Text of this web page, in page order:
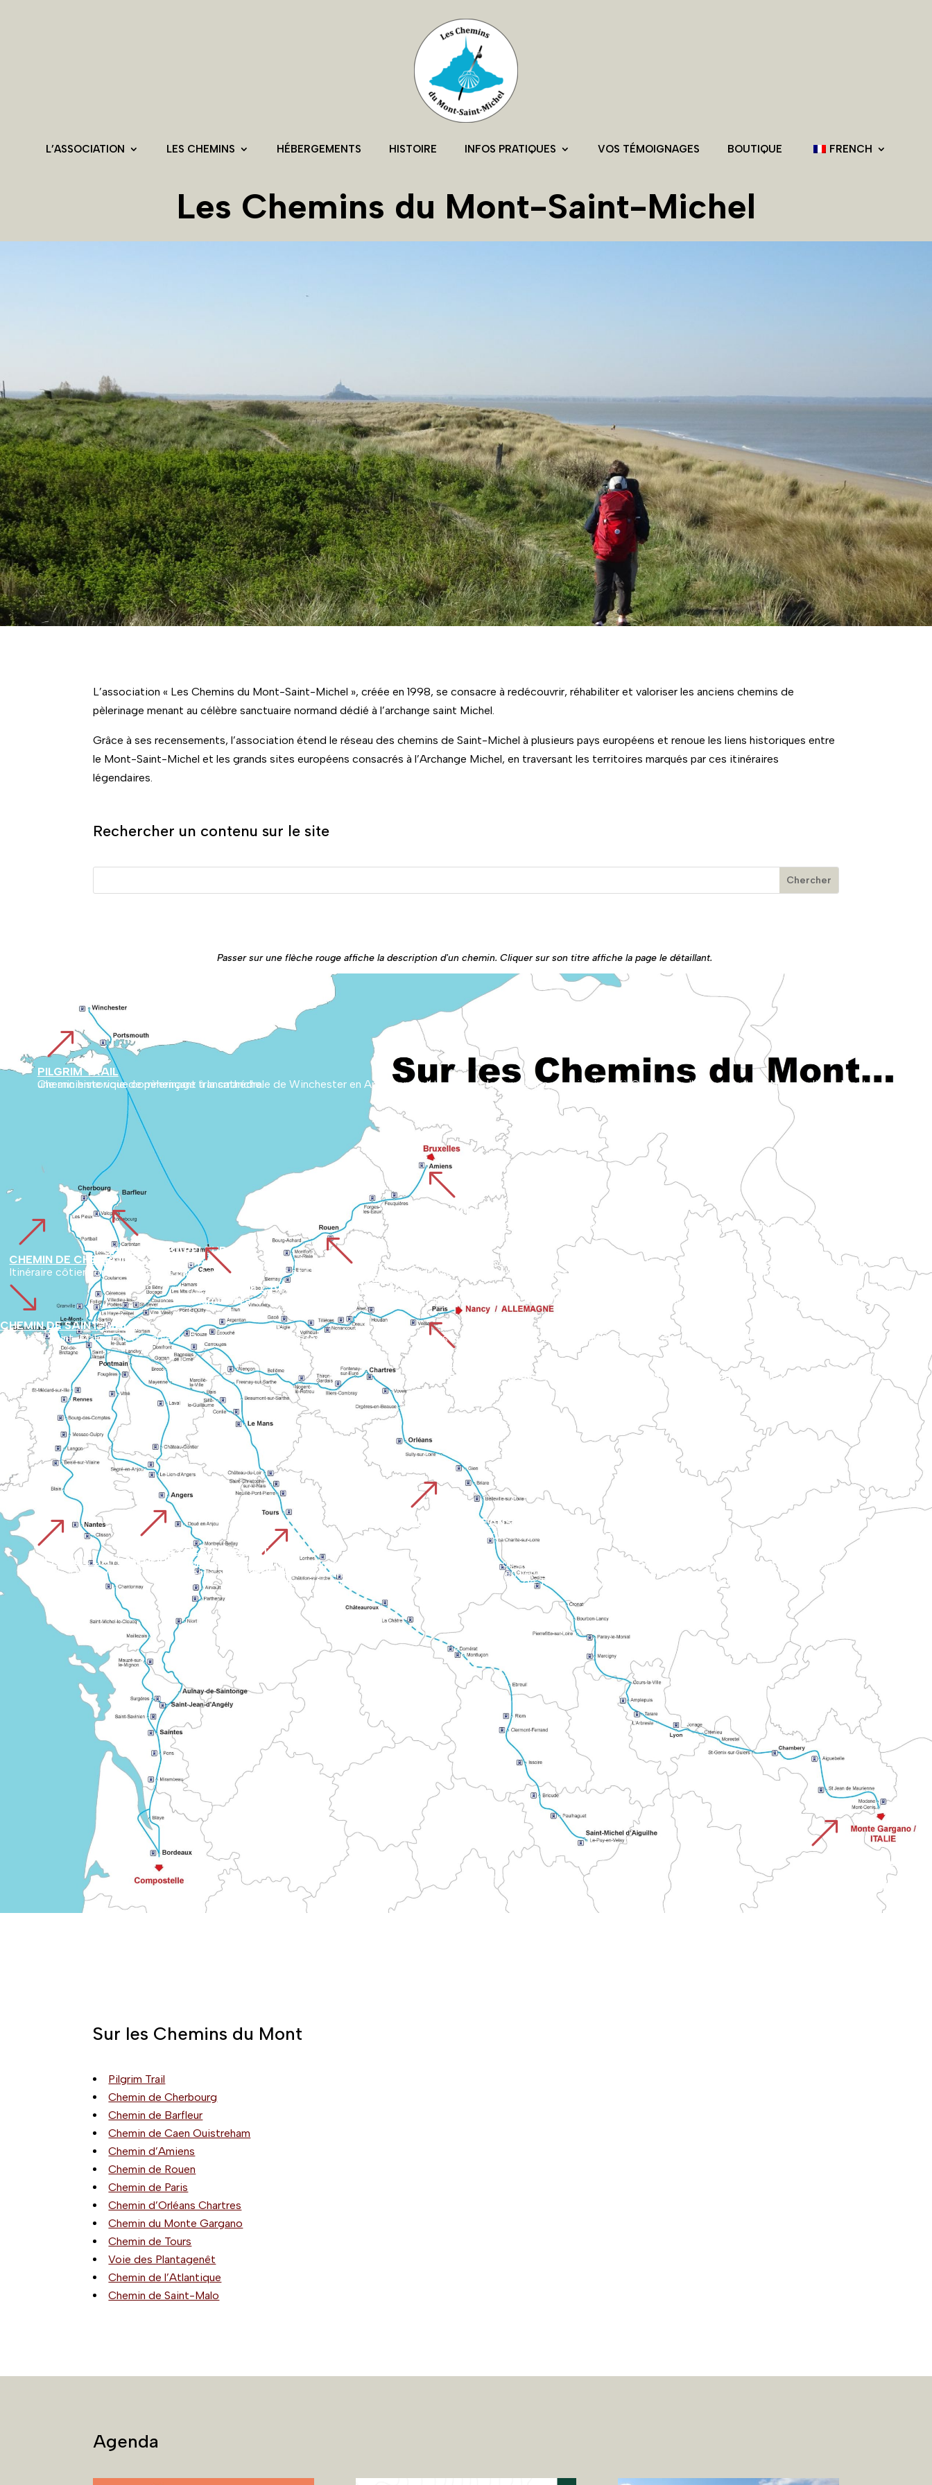
L’ASSOCIATION LES CHEMINS HÉBERGEMENTS HISTOIRE INFOS PRATIQUES VOS TÉMOIGNAGES BOUTIQUE FRENCH
Les Chemins du Mont-Saint-Michel
L’association « Les Chemins du Mont-Saint-Michel », créée en 1998, se consacre à redécouvrir, réhabiliter et valoriser les anciens chemins de
pèlerinage menant au célèbre sanctuaire normand dédié à l’archange saint Michel.
Grâce à ses recensements, l’association étend le réseau des chemins de Saint-Michel à plusieurs pays européens et renoue les liens historiques entre
le Mont-Saint-Michel et les grands sites européens consacrés à l’Archange Michel, en traversant les territoires marqués par ces itinéraires
légendaires.
Rechercher un contenu sur le site
Passer sur une flèche rouge affiche la description d'un chemin. Cliquer sur son titre affiche la page le détaillant.
&
PILGRIM TRAIL
Chemin historique commençant à la cathédrale de Winchester en Angleterre et traversant la campagne anglaise jusqu’à Cherbourg. Il relie ensuite la Normandie au Mont, marquant une ancienne voie de pèlerinage transmanche.
&
CHEMIN DE CHERBOURG
Itinéraire côtier normand passant par Lessay, Coutances et Granville jusqu’à la baie du Mont. Il offre une progression alternant paysages littoraux et patrimoine historique.
%
CHEMIN DE BARFLEUR
Débute au port de Barfleur pour s’enfoncer dans l’arrière-pays du Cotentin. Le parcours met en valeur sites naturels méconnus et richesses historiques du département.
%
CHEMIN DE CAEN OUISTREHAM
Parcourt l’ancienne voie romaine de Vieux à Avranches utilisée par les pèlerins depuis avant l’an Mil. Il relie les paysages du Calvados aux vallées normandes en direction du Mont.
%
CHEMIN D'AMIENS
Part de la cathédrale d’Amiens, inscrite au patrimoine mondial, pour traverser les plaines picardes. Il rejoint Rouen en traversant les vallons du pays de Bray.
%
CHEMIN DE ROUEN
S’étend à travers cinq départements normands de la cathédrale de Rouen au château de Falaise. Ce chemin relie grandes villes et campagnes variées avant d’atteindre les itinéraires vers le Mont.
%
CHEMIN DE PARIS
Part de la capitale pour rejoindre le réseau des chemins normands vers le Mont. Il combine sections urbaines puis rurales avant d’intégrer les grandes voies historiques.
&
CHEMIN D'ORLEANS CHARTRES
Relie la vallée de la Loire à la Normandie en passant par la cathédrale de Chartres. Ce trajet traverse Le Perche, les forêts ornaises et le Mortainais.
&
CHEMIN DU MONTE
Parcourt l’Italie depuis le sanctuaire de Monte Sant’Angelo jusqu’à la France. Il constitue l’un des plus longs chemins traditionnels de pèlerinage vers le Mont.
&
CHEMIN DE TOURS
Connu sous le nom de « Grand Chemin montois », part de Tours via Le Mans et Mayenne. L’itinéraire balisé s’étend dans les Alpes mancelles en direction du Mont.
&
VOIE DES PLANTAGENET
Itinéraire européen balisé qui relie plusieurs régions de France vers le Mont ou Saint-Jacques-de-Compostelle. Il illustre l’ancienne coopération entre réseaux historiques de pèlerinage.
&
CHEMIN DE L'ATLANTIQUE
Chemin « partagé » qui relie Bordeaux aux grands itinéraires vers le Mont ou Compostelle. Il met en lien territoires atlantiques et voies religieuses historiques.
'
CHEMIN DE SAINT-MALO
Débute à Saint-Malo pour traverser la Bretagne puis rejoindre les itinéraires normands vers le Mont. Il allie patrimoine maritime breton et chemins de pèlerinage.
Sur les Chemins du Mont
Pilgrim Trail
Chemin de Cherbourg
Chemin de Barfleur
Chemin de Caen Ouistreham
Chemin d’Amiens
Chemin de Rouen
Chemin de Paris
Chemin d’Orléans Chartres
Chemin du Monte Gargano
Chemin de Tours
Voie des Plantagenêt
Chemin de l’Atlantique
Chemin de Saint-Malo
Agenda